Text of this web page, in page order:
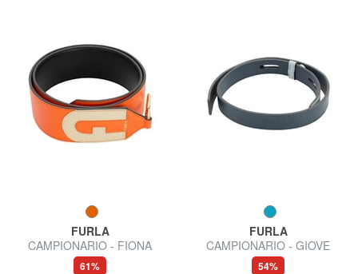
FURLA
CAMPIONARIO - FIONA
bandoulière logotée
61%
FURLA
CAMPIONARIO - GIOVE
bandoulière en cuir
54%